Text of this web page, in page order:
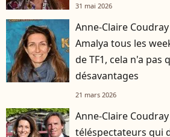
31 mai 2026
Anne-Claire
Amalya tous les
de TF1, cela n'a pas
désavantages
21 mars 2026
Anne-Claire
téléspectateurs qui